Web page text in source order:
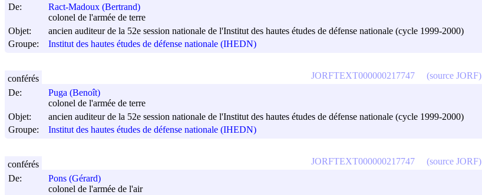
De:
Ract-Madoux (Bertrand)
colonel de l'armée de terre
Objet:
ancien auditeur de la 52e session nationale de l'Institut des hautes études de défense nationale (cycle 1999-2000)
Groupe:
Institut des hautes études de défense nationale (IHEDN)
De:
Puga (Benoît)
colonel de l'armée de terre
Objet:
ancien auditeur de la 52e session nationale de l'Institut des hautes études de défense nationale (cycle 1999-2000)
Groupe:
Institut des hautes études de défense nationale (IHEDN)
JORFTEXT000000217747 (source JORF)
conférés
De:
Pons (Gérard)
colonel de l'armée de l'air
JORFTEXT000000217747 (source JORF)
conférés